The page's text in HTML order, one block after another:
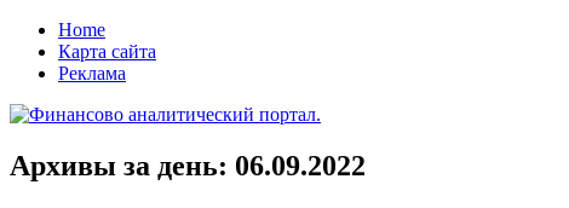
Home
Карта сайта
Реклама
Архивы за день: 06.09.2022